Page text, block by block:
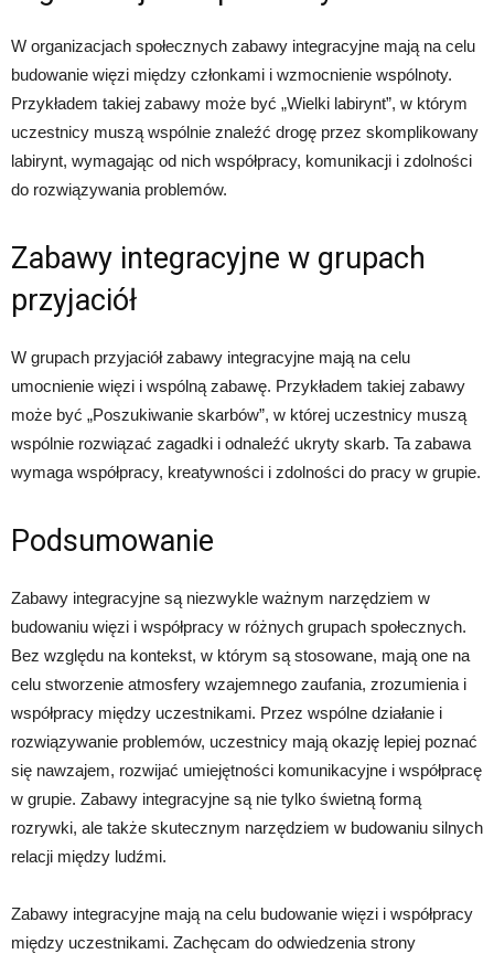
W organizacjach społecznych zabawy integracyjne mają na celu
budowanie więzi między członkami i wzmocnienie wspólnoty.
Przykładem takiej zabawy może być „Wielki labirynt”, w którym
uczestnicy muszą wspólnie znaleźć drogę przez skomplikowany
labirynt, wymagając od nich współpracy, komunikacji i zdolności
do rozwiązywania problemów.
Zabawy integracyjne w grupach
przyjaciół
W grupach przyjaciół zabawy integracyjne mają na celu
umocnienie więzi i wspólną zabawę. Przykładem takiej zabawy
może być „Poszukiwanie skarbów”, w której uczestnicy muszą
wspólnie rozwiązać zagadki i odnaleźć ukryty skarb. Ta zabawa
wymaga współpracy, kreatywności i zdolności do pracy w grupie.
Podsumowanie
Zabawy integracyjne są niezwykle ważnym narzędziem w
budowaniu więzi i współpracy w różnych grupach społecznych.
Bez względu na kontekst, w którym są stosowane, mają one na
celu stworzenie atmosfery wzajemnego zaufania, zrozumienia i
współpracy między uczestnikami. Przez wspólne działanie i
rozwiązywanie problemów, uczestnicy mają okazję lepiej poznać
się nawzajem, rozwijać umiejętności komunikacyjne i współpracę
w grupie. Zabawy integracyjne są nie tylko świetną formą
rozrywki, ale także skutecznym narzędziem w budowaniu silnych
relacji między ludźmi.
Zabawy integracyjne mają na celu budowanie więzi i współpracy
między uczestnikami. Zachęcam do odwiedzenia strony